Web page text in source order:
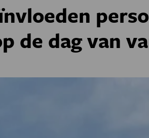
de dag van